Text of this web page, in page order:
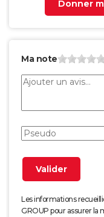
Donner
Ma note
Les informations
GROUP pour assurer la